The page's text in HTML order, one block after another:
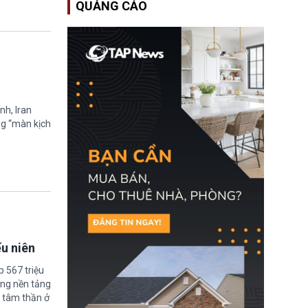
Iran
“màn kịch
niên
567 triệu
nền tảng
tâm thần ở
nguy cơ thiếu hụt lực
lượng trầm trọng. Điều
này cần được đặc biệt
chú ý bởi nếu các siêu
bão đổ bộ Hoa Kỳ ở nửa
cuối năm 2026, lực
lượng ứng phó “mỏng”
có thể làm nghẽn công
tác cứu trợ; dẫn đến hệ
thống ứng phó khẩn cấp
quốc gia quá tải.
QUẢNG CÁO